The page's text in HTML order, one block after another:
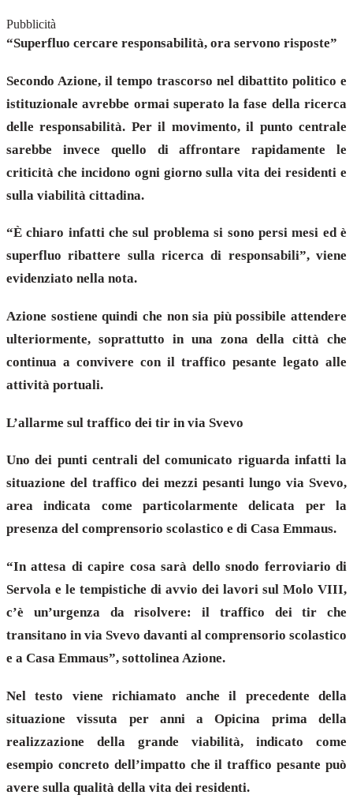
Pubblicità
“Superfluo cercare responsabilità, ora servono risposte”
Secondo Azione, il tempo trascorso nel dibattito politico e
istituzionale avrebbe ormai superato la fase della ricerca
delle responsabilità. Per il movimento, il punto centrale
sarebbe invece quello di affrontare rapidamente le
criticità che incidono ogni giorno sulla vita dei residenti e
sulla viabilità cittadina.
“È chiaro infatti che sul problema si sono persi mesi ed è
superfluo ribattere sulla ricerca di responsabili”, viene
evidenziato nella nota.
Azione sostiene quindi che non sia più possibile attendere
ulteriormente, soprattutto in una zona della città che
continua a convivere con il traffico pesante legato alle
attività portuali.
L’allarme sul traffico dei tir in via Svevo
Uno dei punti centrali del comunicato riguarda infatti la
situazione del traffico dei mezzi pesanti lungo via Svevo,
area indicata come particolarmente delicata per la
presenza del comprensorio scolastico e di Casa Emmaus.
“In attesa di capire cosa sarà dello snodo ferroviario di
Servola e le tempistiche di avvio dei lavori sul Molo VIII,
c’è un’urgenza da risolvere: il traffico dei tir che
transitano in via Svevo davanti al comprensorio scolastico
e a Casa Emmaus”, sottolinea Azione.
Nel testo viene richiamato anche il precedente della
situazione vissuta per anni a Opicina prima della
realizzazione della grande viabilità, indicato come
esempio concreto dell’impatto che il traffico pesante può
avere sulla qualità della vita dei residenti.